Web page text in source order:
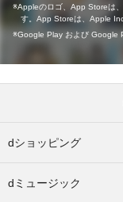
Appleのロゴ、App Storeは
す。App Storeは、Apple
Google Play および Google
dショッピング
dミュージック